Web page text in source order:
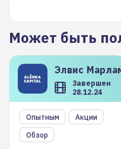
Может быть
Элвис
Завершен
28.12.24
Опытным
Акции
Обзор